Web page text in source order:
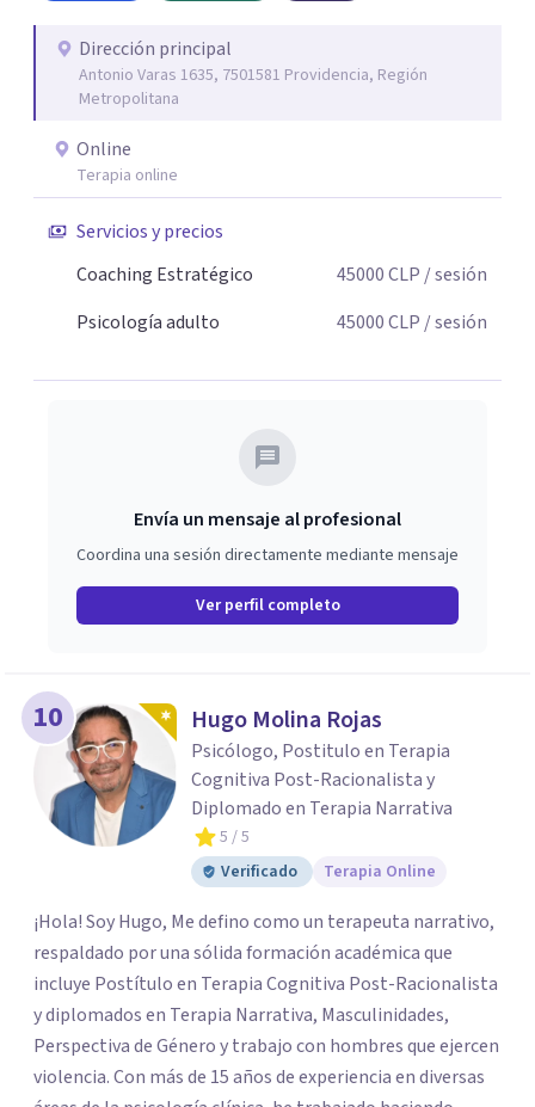
Dirección principal
Antonio Varas 1635, 7501581 Providencia, Región
Metropolitana
Online
Terapia online
Servicios y precios
Coaching Estratégico
45000CLP / sesión
Psicología adulto
45000CLP / sesión
Envía un mensaje al profesional
Coordina una sesión directamente mediante mensaje
Ver perfil completo
10 Hugo Molina Rojas
Psicólogo, Postitulo en Terapia
Cognitiva Post-Racionalista y
Diplomado en Terapia Narrativa
5 / 5
Verificado
Terapia Online
¡Hola! Soy Hugo, Me defino como un terapeuta narrativo,
respaldado por una sólida formación académica que
incluye Postítulo en Terapia Cognitiva Post-Racionalista
y diplomados en Terapia Narrativa, Masculinidades,
Perspectiva de Género y trabajo con hombres que ejercen
violencia. Con más de 15 años de experiencia en diversas